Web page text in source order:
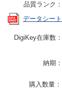
品質ランク：
データシート
DigiKey在庫数：
納期：
購入数量